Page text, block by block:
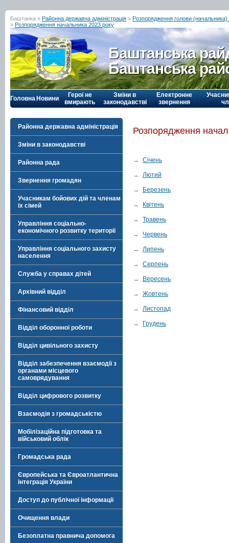
Баштанка » Районна державна адміністрація » Розпорядження голови (начальника)
» Розпорядження начальника 2023 року
Баштанська
Баштанська
Головна Новини
Герої не
вмирають
Зміни в
законодавстві
Електронне
звернення
Районна державна адміністрація
Зміни в законодавстві
Районна рада
Звернення громадян
Учасникам бойових дій та членам
їх сімей
Управління соціально-
економічного розвитку території
Управління соціального захисту
населення
Служба у справах дітей
Архівний відділ
Фінансовий відділ
Відділ оборонної роботи
Відділ цивільного захисту
Відділ забезпечення взаємодії з
органами місцевого
самоврядування
Відділ цифрового розвитку
Взаємодія з громадськістю
Мобілізаційна підготовка та
військовий облік
Громадська рада
Європейська та Євроатлантична
інтеграція України
Доступ до публічної інформації
Очищення влади
Безоплатна правнича допомога
Розпорядження
→ Січень
→ Лютий
→ Березень
→ Квітень
→ Травень
→ Червень
→ Липень
→ Серпень
→ Вересень
→ Жовтень
→ Листопад
→ Грудень